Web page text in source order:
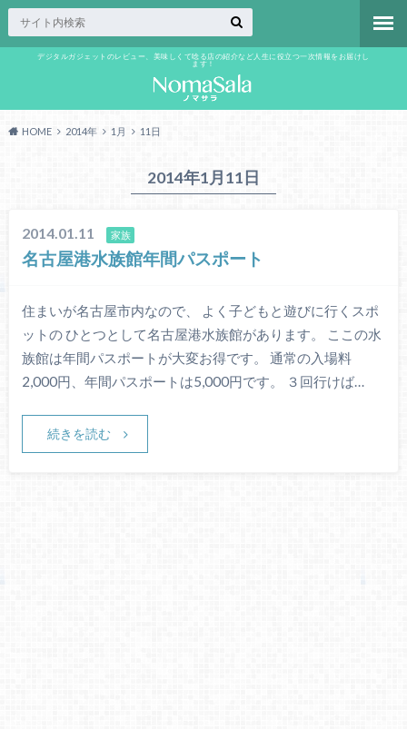
デジタルガジェットのレビュー、美味しくて唸る店の紹介など人生に役立つ一次情報をお届けし
ます！
HOME 2014年 1月 11日
2014年1月11日
2014.01.11 家族
名古屋港水族館年間パスポート
住まいが名古屋市内なので、 よく子どもと遊びに行くスポ
ットの ひとつとして名古屋港水族館があります。 ここの水
族館は年間パスポートが大変お得です。 通常の入場料
2,000円、年間パスポートは5,000円です。 ３回行けば…
続きを読む